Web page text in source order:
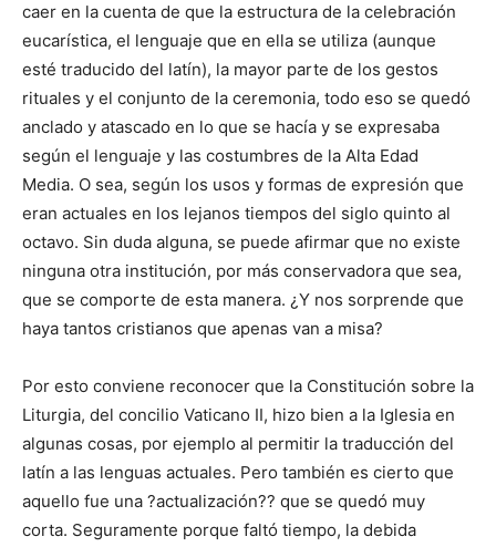
caer en la cuenta de que la estructura de la celebración
eucarística, el lenguaje que en ella se utiliza (aunque
esté traducido del latín), la mayor parte de los gestos
rituales y el conjunto de la ceremonia, todo eso se quedó
anclado y atascado en lo que se hacía y se expresaba
según el lenguaje y las costumbres de la Alta Edad
Media. O sea, según los usos y formas de expresión que
eran actuales en los lejanos tiempos del siglo quinto al
octavo. Sin duda alguna, se puede afirmar que no existe
ninguna otra institución, por más conservadora que sea,
que se comporte de esta manera. ¿Y nos sorprende que
haya tantos cristianos que apenas van a misa?
Por esto conviene reconocer que la Constitución sobre la
Liturgia, del concilio Vaticano II, hizo bien a la Iglesia en
algunas cosas, por ejemplo al permitir la traducción del
latín a las lenguas actuales. Pero también es cierto que
aquello fue una ?actualización?? que se quedó muy
corta. Seguramente porque faltó tiempo, la debida